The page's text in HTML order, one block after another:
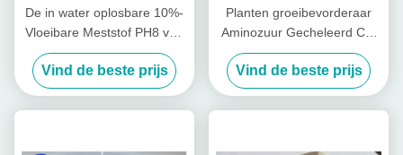
De in water oplosbare 10%-
Vloeibare Meststof PH8 van
het Zinkaminozuur
Vind de beste prijs
Planten groeibevorderaar
Aminozuur Gecheleerd Ca-
Mg Vloeibare Organische
Meststof Speciaal Voor
Fruitbomen
Vind de beste prijs